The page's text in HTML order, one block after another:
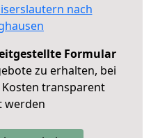
nach
Formular
zu erhalten, bei
transparent
werden